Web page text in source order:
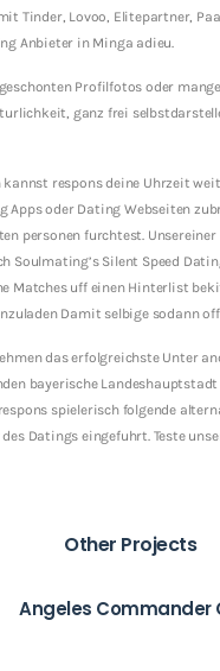
Tinder, Lovoo, Elitepartner,
Anbieter in Minga adieu.
Profilfotos oder
ganz frei
respons deine Uhrzeit
Apps oder Dating Webseiten
personen furchtest.
Soulmating’s Silent Speed
Matches uff einen Hinterlist
Damit selbige sodann
das erfolgreichste Unter
bayerische Landeshauptstadt
spielerisch folgende
Datings eingefuhrt. Teste
Other Projects
Angeles Commander